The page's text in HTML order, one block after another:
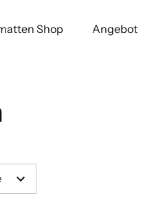
Shop Angebot